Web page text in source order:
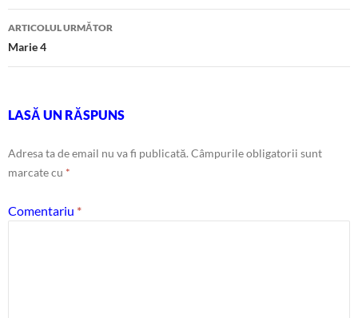
articole
ARTICOLUL URMĂTOR
Marie 4
LASĂ UN RĂSPUNS
Adresa ta de email nu va fi publicată. Câmpurile obligatorii sunt
marcate cu *
Comentariu *